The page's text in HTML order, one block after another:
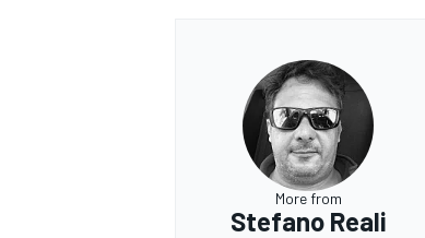
MONOMARCA
More from
Stefano Reali